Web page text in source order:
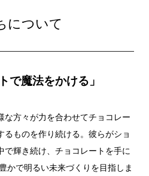
について
で魔法をかける」
な方々が力を合わせてチョコレー
るものを作り続ける。彼らがショ
で輝き続け、チョコレートを手に
かで明るい未来づくりを目指しま